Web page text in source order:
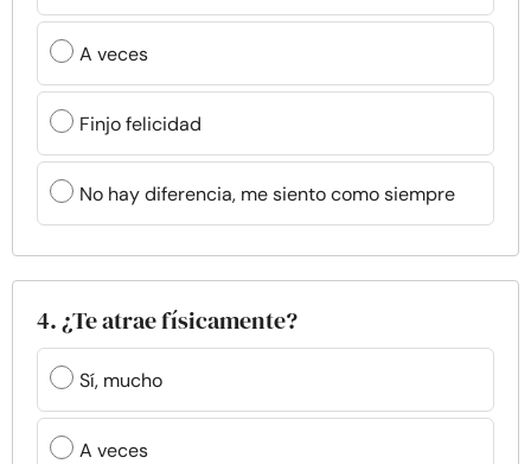
A veces
Finjo felicidad
No hay diferencia, me siento como siempre
4. ¿Te atrae físicamente?
Sí, mucho
A veces